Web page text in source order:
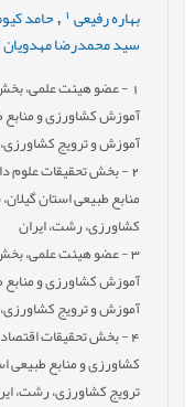
بهاره رفیعی , حامد
سید محمدرضا مهدویان
- عضو هیئت علمی، بخش
آموزش کشاورزی و منابع
آموزش و ترویج
2- بخش تحقیقات علوم
منابع طبیعی استان
کشاورزی، رشت، ایران
3- عضو هیئت علمی، بخش
آموزش کشاورزی و منابع
آموزش و ترویج
4- بخش تحقیقات
کشاورزی و منابع طبیعی
ترویج کشاورزی، رشت،